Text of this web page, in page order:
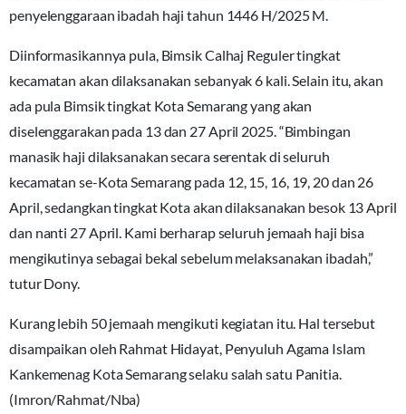
penyelenggaraan ibadah haji tahun 1446 H/2025 M.
Diinformasikannya pula, Bimsik Calhaj Reguler tingkat
kecamatan akan dilaksanakan sebanyak 6 kali. Selain itu, akan
ada pula Bimsik tingkat Kota Semarang yang akan
diselenggarakan pada 13 dan 27 April 2025. “Bimbingan
manasik haji dilaksanakan secara serentak di seluruh
kecamatan se-Kota Semarang pada 12, 15, 16, 19, 20 dan 26
April, sedangkan tingkat Kota akan dilaksanakan besok 13 April
dan nanti 27 April. Kami berharap seluruh jemaah haji bisa
mengikutinya sebagai bekal sebelum melaksanakan ibadah,”
tutur Dony.
Kurang lebih 50 jemaah mengikuti kegiatan itu. Hal tersebut
disampaikan oleh Rahmat Hidayat, Penyuluh Agama Islam
Kankemenag Kota Semarang selaku salah satu Panitia.
(Imron/Rahmat/Nba)